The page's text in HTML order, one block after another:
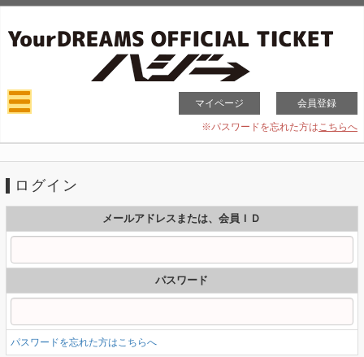
マイページ 会員登録
※パスワードを忘れた方はこちらへ
ログイン
メールアドレスまたは、会員ＩＤ
パスワード
パスワードを忘れた方はこちらへ